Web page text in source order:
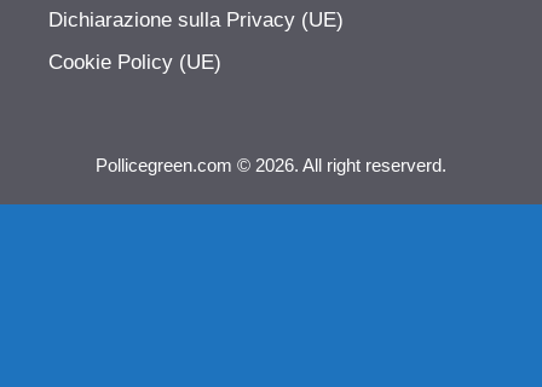
Dichiarazione sulla Privacy (UE)
Cookie Policy (UE)
Pollicegreen.com © 2026. All right reserverd.